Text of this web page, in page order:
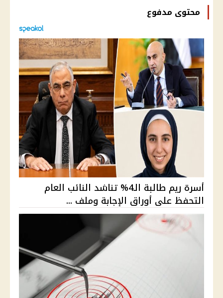
محتوى مدفوع
أسرة ريم طالبة الـ4% تناشد النائب العام
التحفظ على أوراق الإجابة وملف ...